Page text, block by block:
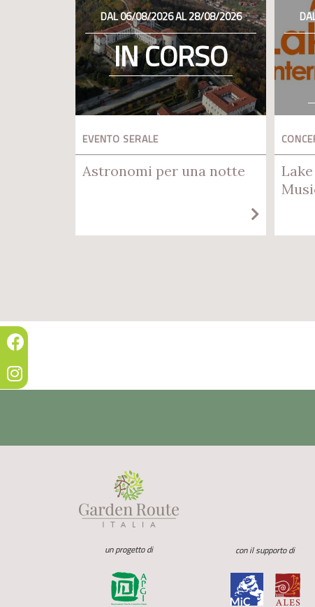
DAL 06/08/2026 AL 28/08/2026
IN CORSO
EVENTO SERALE
Astronomi per una notte
un progetto di con il supporto di